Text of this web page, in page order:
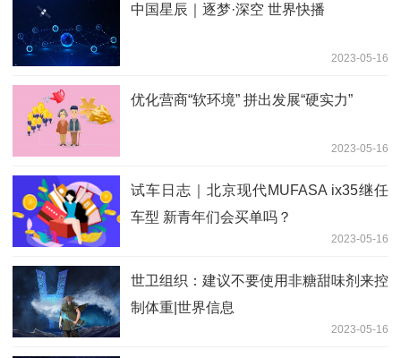
中国星辰｜逐梦·深空 世界快播
2023-05-16
优化营商“软环境” 拼出发展“硬实力”
2023-05-16
试车日志｜北京现代MUFASA ix35继任
车型 新青年们会买单吗？
2023-05-16
世卫组织：建议不要使用非糖甜味剂来控
制体重|世界信息
2023-05-16